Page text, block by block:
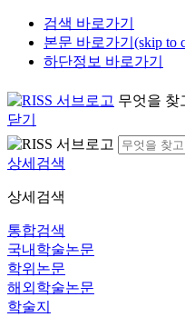
검색 바로가기
본문 바로가기(skip to
하단정보 바로가기
무엇을 찾
닫기
상세검색
상세검색
통합검색
국내학술논문
학위논문
해외학술논문
학술지